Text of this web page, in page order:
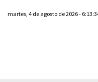
martes, 4 de agosto de 2026 -